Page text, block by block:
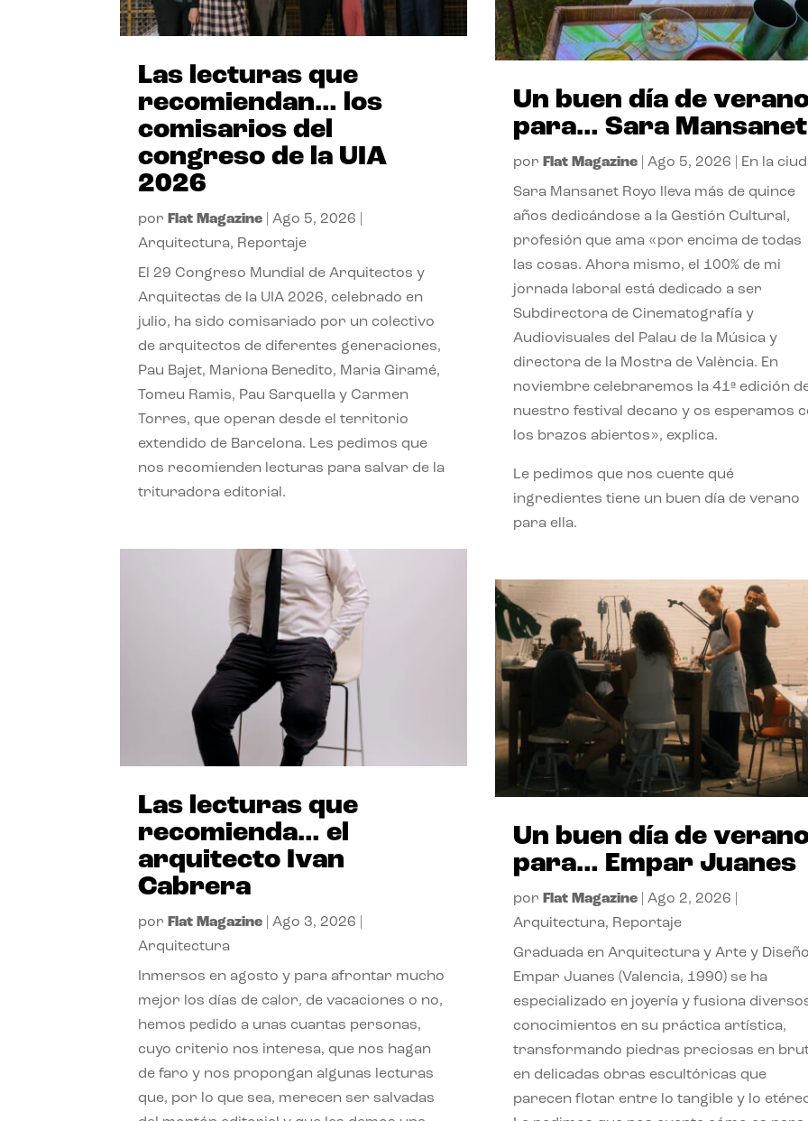
Las lecturas que
recomiendan… los
comisarios del
congreso de la UIA
2026
por Flat Magazine |Ago 5, 2026
Arquitectura, Reportaje
El 29 Congreso Mundial de Arquitectos y
Arquitectas de la UIA 2026, celebrado en
julio, ha sido comisariado por un colectivo
de arquitectos de diferentes generaciones,
Pau Bajet, Mariona Benedito, Maria Giramé,
Tomeu Ramis, Pau Sarquella y Carmen
Torres, que operan desde el territorio
extendido de Barcelona. Les pedimos que
nos recomienden lecturas para salvar de la
trituradora editorial.
Las lecturas que
recomienda… el
arquitecto Ivan
Cabrera
por Flat Magazine |Ago 3, 2026
Arquitectura
Inmersos en agosto y para afrontar mucho
mejor los días de calor, de vacaciones o no,
hemos pedido a unas cuantas personas,
cuyo criterio nos interesa, que nos hagan
de faro y nos propongan algunas lecturas
que, por lo que sea, merecen ser salvadas
Un buen día de
para… Sara Mansanet
por Flat Magazine| Ago 5, 2026 En la
Sara Mansanet Royo lleva más de quince
años dedicándose a la Gestión Cultural,
profesión que ama «por encima de todas
las cosas. Ahora mismo, el 100% de mi
jornada laboral está dedicado a ser
Subdirectora de Cinematografía y
Audiovisuales del Palau de la Música y
directora de la Mostra de València. En
noviembre celebraremos la 41ª edición
nuestro festival decano y os esperamos
los brazos abiertos», explica.
Le pedimos que nos cuente qué
ingredientes tiene un buen día de verano
para ella.
Un buen día de
para… Empar Juanes
por Flat Magazine| Ago 2, 2026
Arquitectura, Reportaje
Graduada en Arquitectura y Arte y
Empar Juanes (Valencia, 1990) se ha
especializado en joyería y fusiona
conocimientos en su práctica artística,
transformando piedras preciosas en
en delicadas obras escultóricas que
parecen flotar entre lo tangible y lo